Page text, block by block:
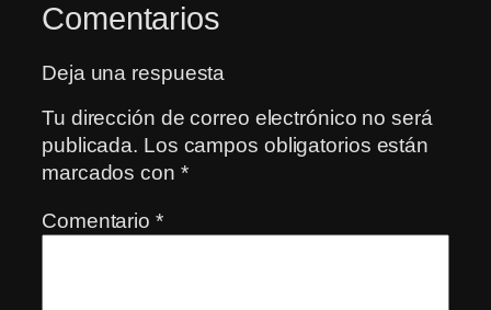
Comentarios
Deja una respuesta
Tu dirección de correo electrónico no será
publicada. Los campos obligatorios están
marcados con *
Comentario *